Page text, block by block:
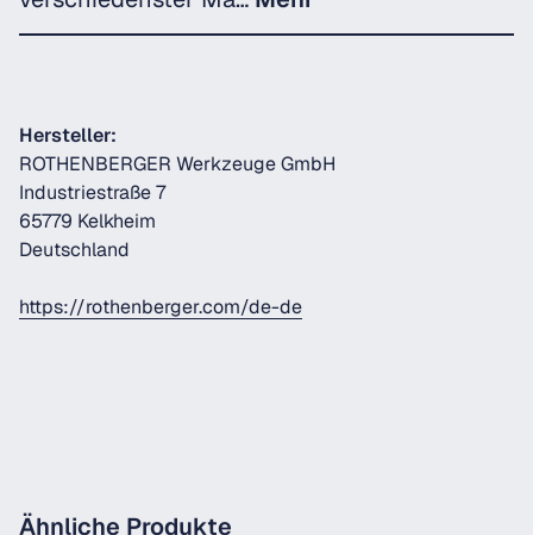
Hersteller:
ROTHENBERGER Werkzeuge GmbH
Industriestraße 7
65779 Kelkheim
Deutschland
https://rothenberger.com/de-de
Ähnliche Produkte